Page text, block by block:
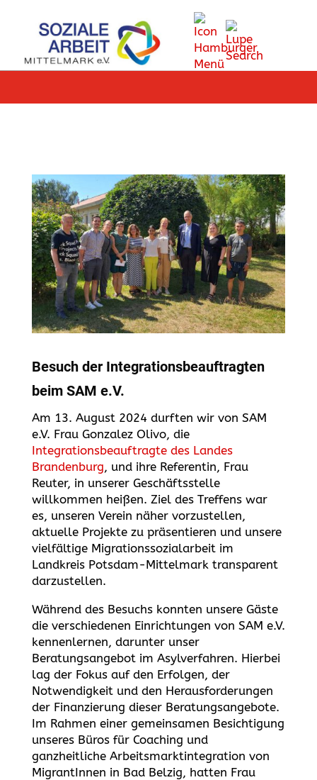
Besuch der Integrationsbeauftragten
beim SAM e.V.
Am 13. August 2024 durften wir von SAM
e.V. Frau Gonzalez Olivo, die
Integrationsbeauftragte des Landes
Brandenburg, und ihre Referentin, Frau
Reuter, in unserer Geschäftsstelle
willkommen heißen. Ziel des Treffens war
es, unseren Verein näher vorzustellen,
aktuelle Projekte zu präsentieren und unsere
vielfältige Migrationssozialarbeit im
Landkreis Potsdam-Mittelmark transparent
darzustellen.
Während des Besuchs konnten unsere Gäste
die verschiedenen Einrichtungen von SAM e.V.
kennenlernen, darunter unser
Beratungsangebot im Asylverfahren. Hierbei
lag der Fokus auf den Erfolgen, der
Notwendigkeit und den Herausforderungen
der Finanzierung dieser Beratungsangebote.
Im Rahmen einer gemeinsamen Besichtigung
unseres Büros für Coaching und
ganzheitliche Arbeitsmarktintegration von
MigrantInnen in Bad Belzig, hatten Frau